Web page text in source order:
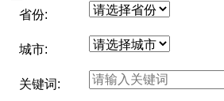
省份:
城市:
关键词: